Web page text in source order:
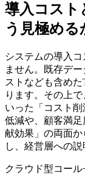
導入コスト
う見極める
システムの導入
ません。既存デ
ストなども含めた
ります。その上
いった「コスト
低減や、顧客満
献効果」の両面
し、経営層への
クラウド型コー